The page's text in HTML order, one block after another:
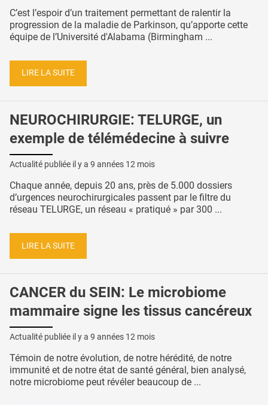
C’est l’espoir d’un traitement permettant de ralentir la
progression de la maladie de Parkinson, qu’apporte cette
équipe de l’Université d'Alabama (Birmingham ...
LIRE LA SUITE
NEUROCHIRURGIE: TELURGE, un
exemple de télémédecine à suivre
Actualité publiée il y a 9 années 12 mois
Chaque année, depuis 20 ans, près de 5.000 dossiers
d’urgences neurochirurgicales passent par le filtre du
réseau TELURGE, un réseau « pratiqué » par 300 ...
LIRE LA SUITE
CANCER du SEIN: Le microbiome
mammaire signe les tissus cancéreux
Actualité publiée il y a 9 années 12 mois
Témoin de notre évolution, de notre hérédité, de notre
immunité et de notre état de santé général, bien analysé,
notre microbiome peut révéler beaucoup de ...